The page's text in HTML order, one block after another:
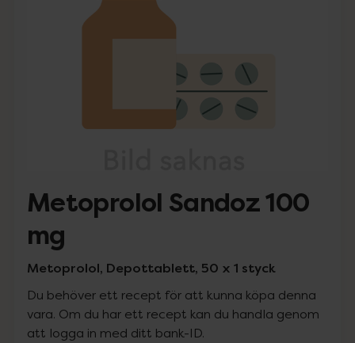
Metoprolol Sandoz 100
mg
Metoprolol, Depottablett, 50 x 1 styck
Du behöver ett recept för att kunna köpa denna
vara. Om du har ett recept kan du handla genom
att logga in med ditt bank-ID.